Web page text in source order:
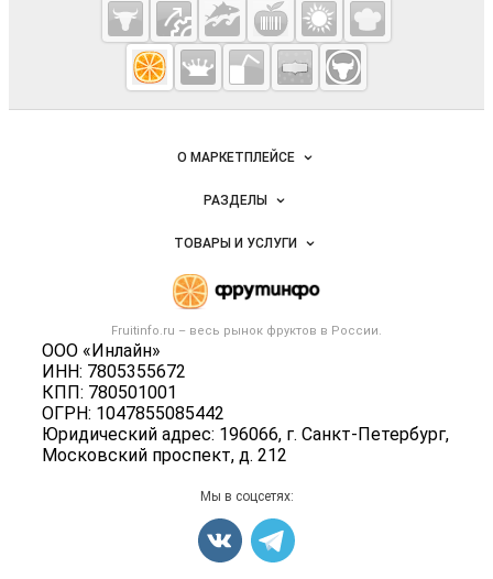
Cсылки на полезные проекты
Fruitinfo.ru
— рынок
фруктов
Важные разделы и контакты
Fruitinfo.ru – весь рынок фруктов в России.
ООО «Инлайн»
ИНН: 7805355672
КПП: 780501001
ОГРН: 1047855085442
Юридический адрес: 196066, г. Санкт-Петербург,
Московский проспект, д. 212
Навигация по сайтуО МАРКЕТПЛЕЙСЕ
Новости Fruitinfo.ru
Размещение рекламы
Публичная оферта
Контактная информация
Политика обработки персональных данных
РАЗДЕЛЫ
Объявления
Новости рынка
ТОВАРЫ И УСЛУГИ
Готовая продукция
Фрукты
Грибы
Оборудование
Карта объявлений
Мы в соцсетях: